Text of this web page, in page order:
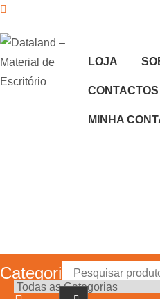
to
content
Dataland –
LOJA
CONTACTOS
MINHA
Categorias